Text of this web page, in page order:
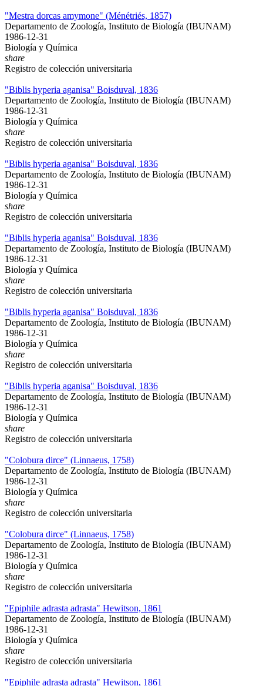
"Mestra dorcas amymone" (Ménétriés, 1857)
Departamento de Zoología, Instituto de Biología (IBUNAM)
1986-12-31
Biología y Química
share
Registro de colección universitaria
"Biblis hyperia aganisa" Boisduval, 1836
Departamento de Zoología, Instituto de Biología (IBUNAM)
1986-12-31
Biología y Química
share
Registro de colección universitaria
"Biblis hyperia aganisa" Boisduval, 1836
Departamento de Zoología, Instituto de Biología (IBUNAM)
1986-12-31
Biología y Química
share
Registro de colección universitaria
"Biblis hyperia aganisa" Boisduval, 1836
Departamento de Zoología, Instituto de Biología (IBUNAM)
1986-12-31
Biología y Química
share
Registro de colección universitaria
"Biblis hyperia aganisa" Boisduval, 1836
Departamento de Zoología, Instituto de Biología (IBUNAM)
1986-12-31
Biología y Química
share
Registro de colección universitaria
"Biblis hyperia aganisa" Boisduval, 1836
Departamento de Zoología, Instituto de Biología (IBUNAM)
1986-12-31
Biología y Química
share
Registro de colección universitaria
"Colobura dirce" (Linnaeus, 1758)
Departamento de Zoología, Instituto de Biología (IBUNAM)
1986-12-31
Biología y Química
share
Registro de colección universitaria
"Colobura dirce" (Linnaeus, 1758)
Departamento de Zoología, Instituto de Biología (IBUNAM)
1986-12-31
Biología y Química
share
Registro de colección universitaria
"Epiphile adrasta adrasta" Hewitson, 1861
Departamento de Zoología, Instituto de Biología (IBUNAM)
1986-12-31
Biología y Química
share
Registro de colección universitaria
"Epiphile adrasta adrasta" Hewitson, 1861